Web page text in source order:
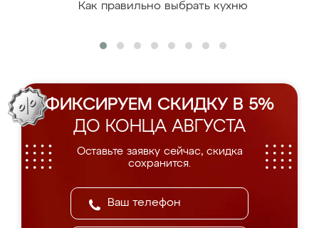
Как правильно выбрать кухню
ФИКСИРУЕМ СКИДКУ В 5%
ДО КОНЦА АВГУСТА
Оставьте заявку сейчас, скидка
сохранится.